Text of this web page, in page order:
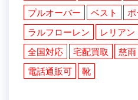
プルオーバー
ベスト
ラルフローレン
レリアン
全国対応
宅配買取 慈雨
電話通販可
靴